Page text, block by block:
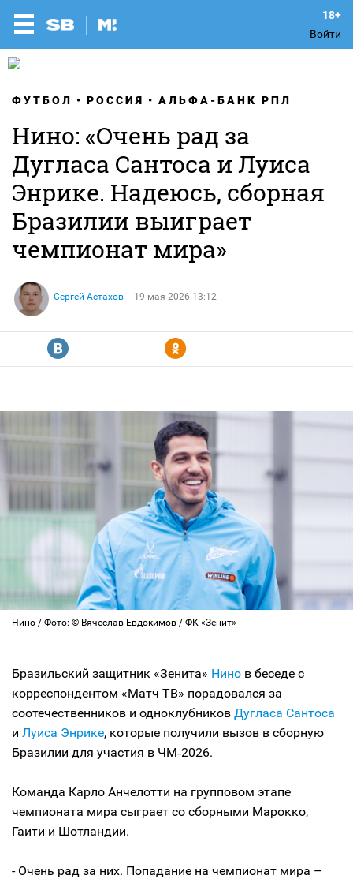
Войти
ФУТБОЛ РОССИЯ АЛЬФА-БАНК РПЛ
Нино: «Очень рад за
Дугласа Сантоса и Луиса
Энрике. Надеюсь, сборная
Бразилии выиграет
чемпионат мира»
Сергей Астахов 19 мая 2026 13:12
R Y
Нино / Фото: © Вячеслав Евдокимов / ФК «Зенит»
Бразильский защитник «Зенита» Нино в беседе с
корреспондентом «Матч ТВ» порадовался за
соотечественников и одноклубников Дугласа Сантоса
и Луиса Энрике, которые получили вызов в сборную
Бразилии для участия в ЧМ‑2026.
Команда Карло Анчелотти на групповом этапе
чемпионата мира сыграет со сборными Марокко,
Гаити и Шотландии.
- Очень рад за них. Попадание на чемпионат мира –